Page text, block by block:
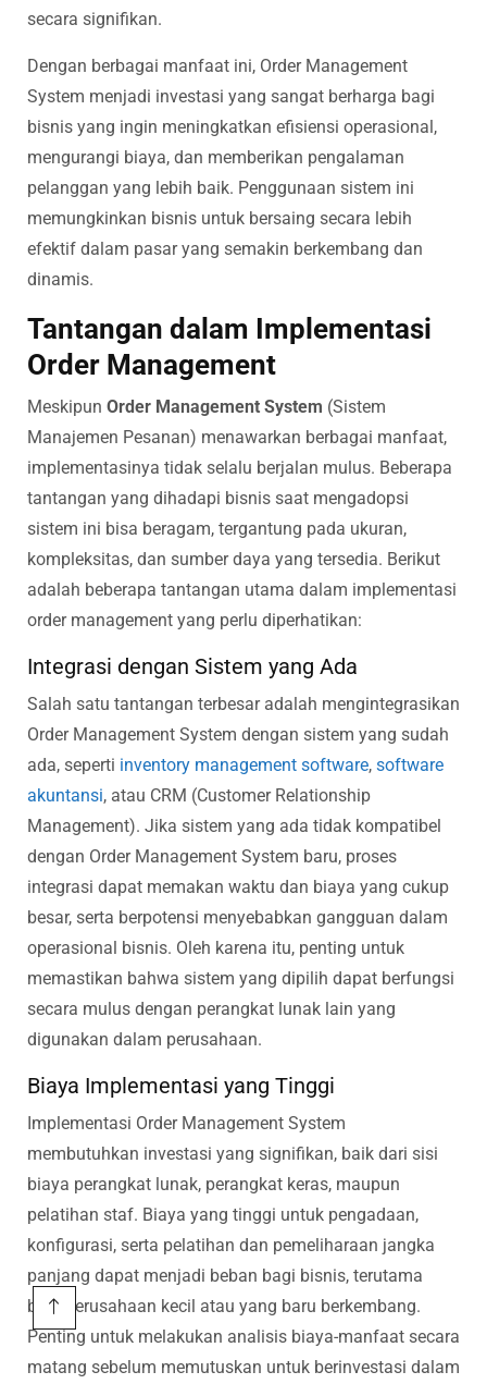
secara signifikan.
Dengan berbagai manfaat ini, Order Management
System menjadi investasi yang sangat berharga bagi
bisnis yang ingin meningkatkan efisiensi operasional,
mengurangi biaya, dan memberikan pengalaman
pelanggan yang lebih baik. Penggunaan sistem ini
memungkinkan bisnis untuk bersaing secara lebih
efektif dalam pasar yang semakin berkembang dan
dinamis.
Tantangan dalam Implementasi
Order Management
Meskipun Order Management System (Sistem
Manajemen Pesanan) menawarkan berbagai manfaat,
implementasinya tidak selalu berjalan mulus. Beberapa
tantangan yang dihadapi bisnis saat mengadopsi
sistem ini bisa beragam, tergantung pada ukuran,
kompleksitas, dan sumber daya yang tersedia. Berikut
adalah beberapa tantangan utama dalam implementasi
order management yang perlu diperhatikan:
Integrasi dengan Sistem yang Ada
Salah satu tantangan terbesar adalah mengintegrasikan
Order Management System dengan sistem yang sudah
ada, seperti inventory management software, software
akuntansi, atau CRM (Customer Relationship
Management). Jika sistem yang ada tidak kompatibel
dengan Order Management System baru, proses
integrasi dapat memakan waktu dan biaya yang cukup
besar, serta berpotensi menyebabkan gangguan dalam
operasional bisnis. Oleh karena itu, penting untuk
memastikan bahwa sistem yang dipilih dapat berfungsi
secara mulus dengan perangkat lunak lain yang
digunakan dalam perusahaan.
Biaya Implementasi yang Tinggi
Implementasi Order Management System
membutuhkan investasi yang signifikan, baik dari sisi
biaya perangkat lunak, perangkat keras, maupun
pelatihan staf. Biaya yang tinggi untuk pengadaan,
konfigurasi, serta pelatihan dan pemeliharaan jangka
panjang dapat menjadi beban bagi bisnis, terutama
bagi perusahaan kecil atau yang baru berkembang.
Penting untuk melakukan analisis biaya-manfaat secara
matang sebelum memutuskan untuk berinvestasi dalam